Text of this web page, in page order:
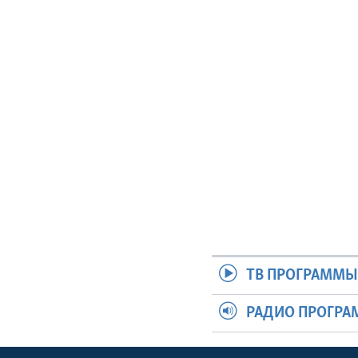
ТВ ПРОГРАММЫ
РАДИО